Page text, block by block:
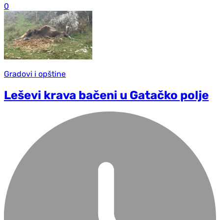
0
Gradovi i opštine
Leševi krava bačeni u Gatačko polje